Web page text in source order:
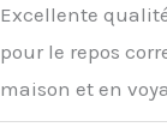
Excellente
pour le repos
maison et en